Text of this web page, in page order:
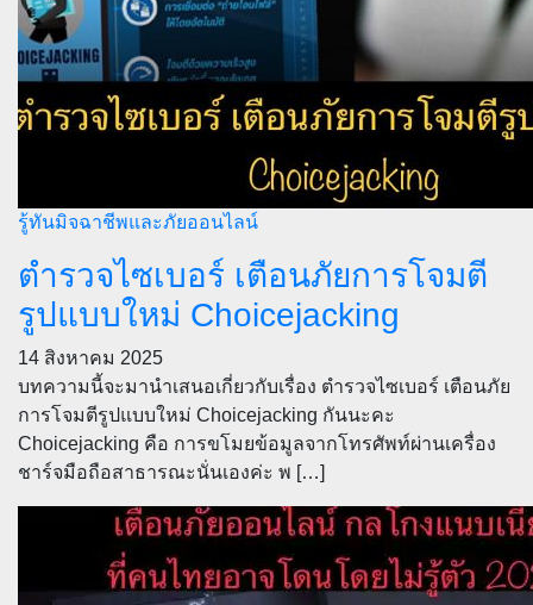
รู้ทันมิจฉาชีพและภัยออนไลน์
ตำรวจไซเบอร์ เตือนภัยการโจมตี
รูปแบบใหม่ Choicejacking
14 สิงหาคม 2025
บทความนี้จะมานำเสนอเกี่ยวกับเรื่อง ตำรวจไซเบอร์ เตือนภัย
การโจมตีรูปแบบใหม่ Choicejacking กันนะคะ
Choicejacking คือ การขโมยข้อมูลจากโทรศัพท์ผ่านเครื่อง
ชาร์จมือถือสาธารณะนั่นเองค่ะ พ […]